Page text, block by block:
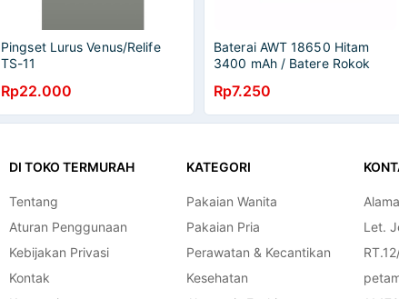
Pingset Lurus Venus/Relife
TS-11
Rp22.000
Baterai AWT 18650 Hitam
3400 mAh / Batere Rokok
Rp7.250
DI TOKO TERMURAH
Tentang
Aturan Penggunaan
Kebijakan Privasi
Kontak
KATEGORI
Pakaian Wanita
Pakaian Pria
Perawatan & Kecantikan
Kesehatan
Let.